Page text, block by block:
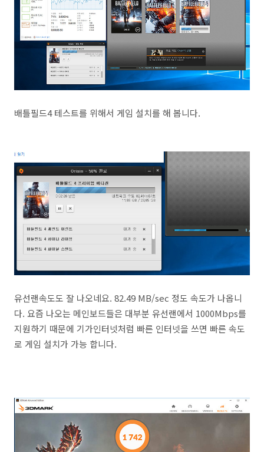
배틀필드4 테스트를 위해서 게임 설치를 해 봅니다.
유선랜속도도 잘 나오네요. 82.49 MB/sec 정도 속도가 나옵니
다. 요즘 나오는 메인보드들은 대부분 유선랜에서 1000Mbps를
지원하기 때문에 기가인터넷처럼 빠른 인터넷을 쓰면 빠른 속도
로 게임 설치가 가능 합니다.